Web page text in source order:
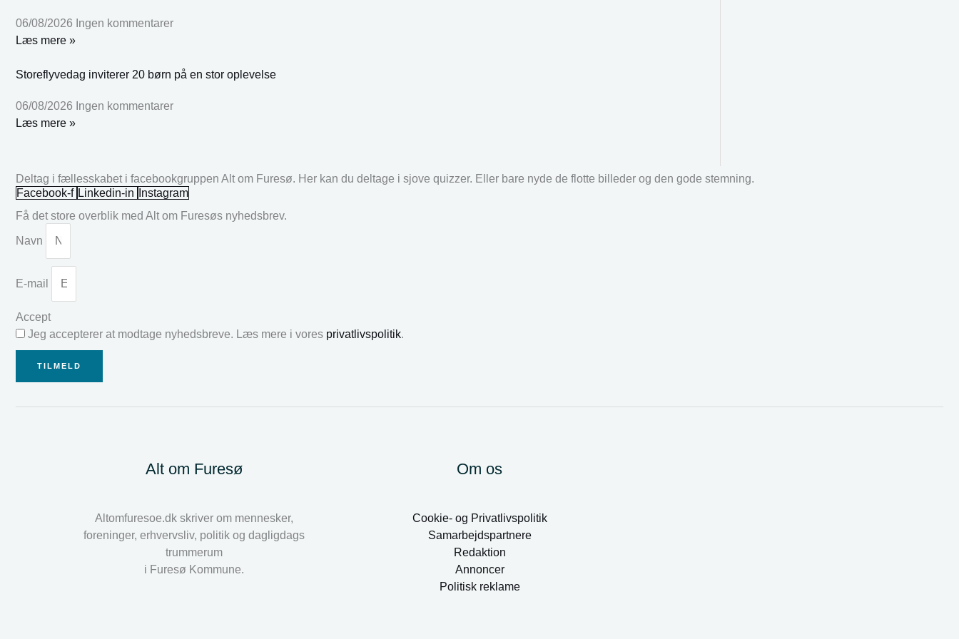
06/08/2026 Ingen kommentarer
Læs mere »
Storeflyvedag inviterer 20 børn på en stor oplevelse
06/08/2026 Ingen kommentarer
Læs mere »
Deltag i fællesskabet i facebookgruppen Alt om Furesø. Her kan du deltage i sjove quizzer. Eller bare nyde de flotte billeder og den gode stemning.
Facebook-f Linkedin-in
Instagram
Få det store overblik med Alt om Furesøs nyhedsbrev.
Navn
E-mail
Accept
Jeg accepterer at modtage nyhedsbreve. Læs mere i vores privatlivspolitik.
TILMELD
Alt om Furesø
Altomfuresoe.dk skriver om mennesker,
foreninger, erhvervsliv, politik og dagligdags
trummerum
i Furesø Kommune.
Om os
Cookie- og Privatlivspolitik
Samarbejdspartnere
Redaktion
Annoncer
Politisk reklame